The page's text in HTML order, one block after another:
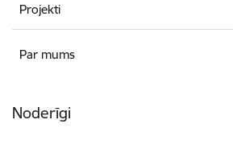
Projekti
Par mums
Noderīgi